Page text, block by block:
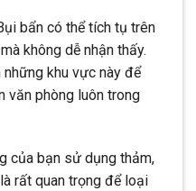
bẩn có thể tích tụ trên
không dễ nhận thấy.
khu vực này để
văn phòng luôn trong
của bạn sử dụng thảm,
rất quan trọng để loại